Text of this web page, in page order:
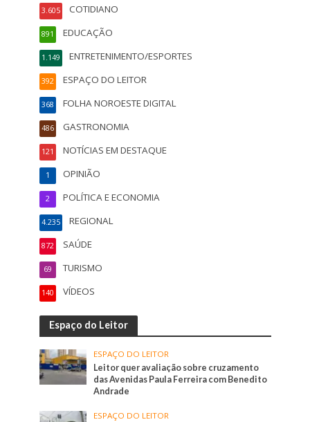
COTIDIANO
3.605
EDUCAÇÃO
891
ENTRETENIMENTO/ESPORTES
1.149
ESPAÇO DO LEITOR
392
FOLHA NOROESTE DIGITAL
368
GASTRONOMIA
486
NOTÍCIAS EM DESTAQUE
121
OPINIÃO
1
POLÍTICA E ECONOMIA
2
REGIONAL
4.235
SAÚDE
872
TURISMO
69
VÍDEOS
140
Espaço do Leitor
ESPAÇO DO LEITOR
Leitor quer avaliação sobre cruzamento
das Avenidas Paula Ferreira com Benedito
Andrade
ESPAÇO DO LEITOR